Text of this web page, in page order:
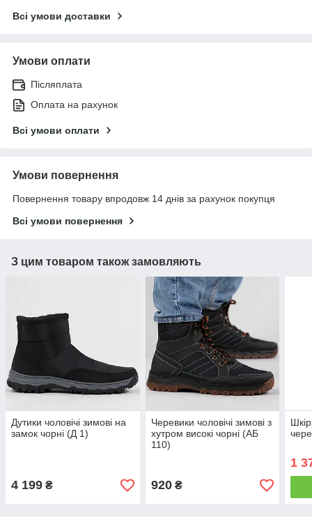
Всі умови доставки
Умови оплати
Післяплата
Оплата на рахунок
Всі умови оплати
Умови повернення
Повернення товару впродовж 14 днів за рахунок покупця
Всі умови повернення
З цим товаром також замовляють
Дутики чоловічі зимові на
замок чорні (Д 1)
4 199 ₴
Черевики чоловічі зимові з
хутром високі чорні (АБ
110)
920₴
1